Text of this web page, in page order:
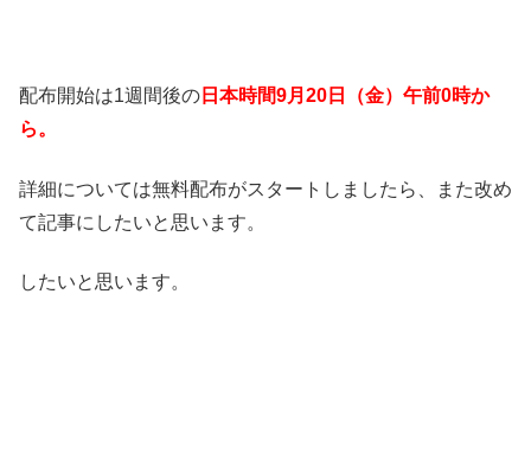
配布開始は1週間後の 日本時間9月20日（金）午前0時か
ら。
詳細については無料配布がスタートしましたら、また改め
て記事にしたいと思います。
したいと思います。